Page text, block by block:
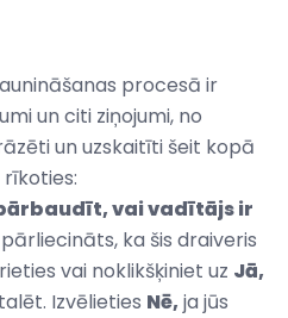
procesā ir
un citi ziņojumi, no
un uzskaitīti šeit kopā
vai vadītājs ir
ka šis draiveris
vai noklikšķiniet uz Jā,
Izvēlieties Nē, ja jūs